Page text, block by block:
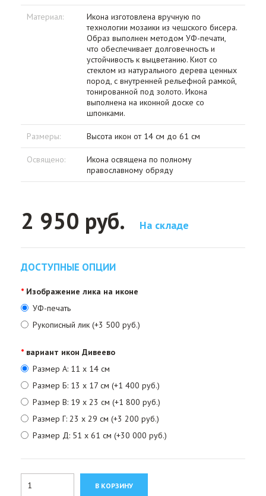
Материал:
Икона изготовлена вручную по
технологии мозаики из чешского бисера.
Образ выполнен методом УФ-печати,
что обеспечивает долговечность и
устойчивость к выцветанию. Киот со
стеклом из натурального дерева ценных
пород, с внутренней рельефной рамкой,
тонированной под золото. Икона
выполнена на иконной доске со
шпонками.
Размеры: Высота икон от 14 см до 61 см
Освящено:
Икона освящена по полному
православному обряду
2 950 руб. На складе
ДОСТУПНЫЕ ОПЦИИ
Изображение лика на иконе
УФ-печать
Рукописный лик (+3 500 руб.)
вариант икон Дивеево
Размер А: 11 х 14 см
Размер Б: 13 х 17 см (+1 400 руб.)
Размер В: 19 х 23 см (+1 800 руб.)
Размер Г: 23 х 29 см (+3 200 руб.)
Размер Д: 51 х 61 см (+30 000 руб.)